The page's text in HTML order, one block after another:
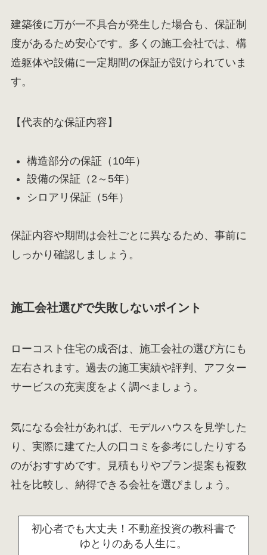
建築後に万が一不具合が発生した場合も、保証制
度があるため安心です。多くの施工会社では、構
造躯体や設備に一定期間の保証が設けられていま
す。
【代表的な保証内容】
構造部分の保証（10年）
設備の保証（2～5年）
シロアリ保証（5年）
保証内容や期間は会社ごとに異なるため、事前に
しっかり確認しましょう。
施工会社選びで失敗しないポイント
ローコスト住宅の成否は、施工会社の選び方にも
左右されます。過去の施工実績や評判、アフター
サービスの充実度をよく調べましょう。
気になる会社があれば、モデルハウスを見学した
り、実際に建てた人の口コミを参考にしたりする
のがおすすめです。見積もりやプラン提案も複数
社を比較し、納得できる会社を選びましょう。
初心者でも大丈夫！不動産投資の教科書で
ゆとりのある人生に。